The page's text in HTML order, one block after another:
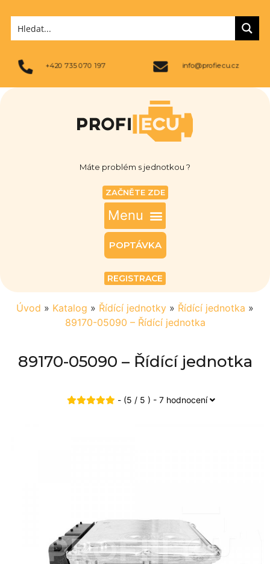
+420 735 070 197 info@profiecu.cz
Máte problém s jednotkou ?
ZAČNĚTE ZDE
POPTÁVKA
REGISTRACE
Úvod » Katalog » Řídící jednotky » Řídící jednotka »
89170-05090 – Řídící jednotka
89170-05090 – Řídící jednotka
- (5 / 5 ) - 7 hodnocení